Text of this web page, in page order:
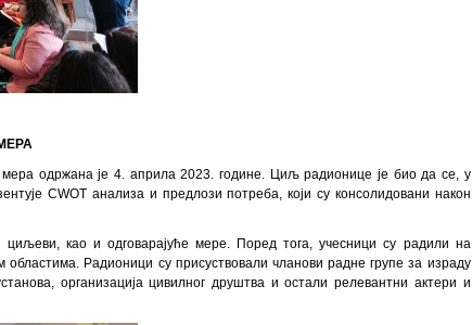
одржана је 4. априла 2023. године. Циљ радионице је био да се, у
СWОТ анализа и предлози потреба, који су консолидовани након
као и одговарајуће мере. Поред тога, учесници су радили на
областима. Радионици су присуствовали чланови радне групе за израду
организација цивилног друштва и остали релевантни актери и